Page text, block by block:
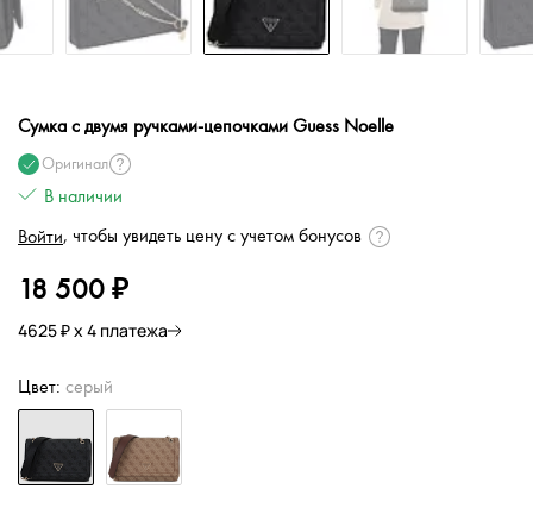
Сумка с двумя ручками-цепочками Guess Noelle
Оригинал
В наличии
Войти, чтобы увидеть цену с учетом бонусов
18 500 ₽
4625 ₽ х 4 платежа
Цвет: серый